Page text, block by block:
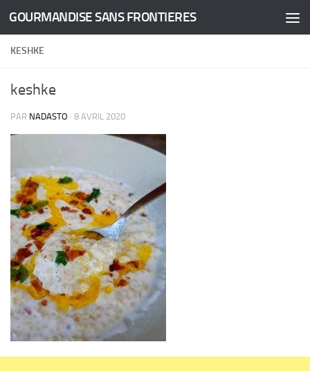
Skip to content
GOURMANDISE SANS FRONTIERES
KESHKE
keshke
PAR NADASTO · 8 AVRIL 2020